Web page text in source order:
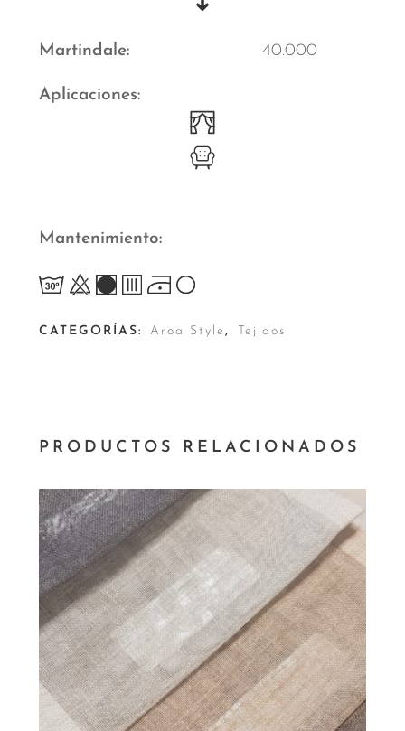
Martindale 40.000
Aplicaciones
Mantenimiento
CATEGORÍAS: Aroa Style , Tejidos
PRODUCTOS RELACIONADOS